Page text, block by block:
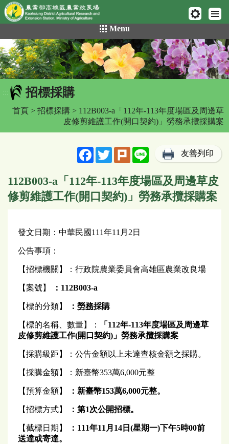
網頁置頂
到
主
要
內
容
區
Menu
::: 招標採購
首頁 > 招標採購 > 112B003-a「112年-113年度場區及周邊草
皮修剪維護工作(開口契約)」勞務承攬採購案
FacebookTwitterPlurk Line 友善列印
112B003-a「112年-113年度場區及周邊草皮
修剪維護工作(開口契約)」勞務承攬採購案
發文日期：中華民國111年11月2日
公告事項：
【招標機關】：行政院農業委員會高雄區農業改良場
【案號】 ：112B003-a
【標的分類】 ： 勞務採購
【標的名稱、數量】：
「112年-113年度場區及周邊草
皮修剪維護工作(開口契約)」勞務承攬採購案
【採購級距】：公告金額以上未達查核金額之採購。
【採購金額】：新臺幣353萬6,000元整
【預算金額】 ：新臺幣153萬6,000元整。
【招標方式】 ：第1次公開招標。
【截標日期】 ： 111年11 月 14 日(星期一)下午5時00前
送達或寄達。